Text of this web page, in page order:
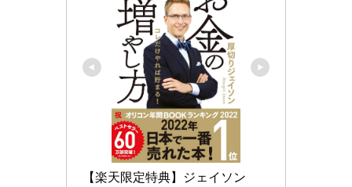
【楽天限定特典】ジェイソン